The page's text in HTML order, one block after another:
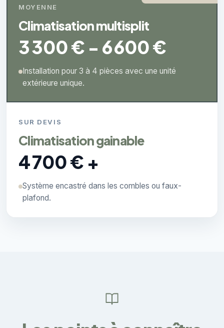
MOYENNE
Climatisation multisplit
3 300 € - 6 600 €
Installation pour 3 à 4 pièces avec une unité
extérieure unique.
SUR DEVIS
Climatisation gainable
4 700 € +
Système encastré dans les combles ou faux-
plafond.